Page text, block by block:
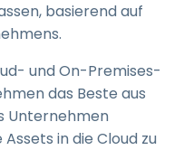
basierend auf
und On-Premises-
das Beste aus
Unternehmen
in die Cloud zu